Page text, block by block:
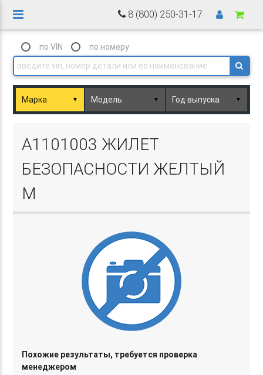
8 (800) 250-31-17
по VIN по номеру
▼ ▼ ▼
A1101003 ЖИЛЕТ
БЕЗОПАСНОСТИ ЖЕЛТЫЙ
M
Похожие результаты, требуется проверка
менеджером